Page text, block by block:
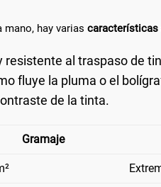
hay varias características
resistente al traspaso de
fluye la pluma o el
de la tinta.
Gramaje